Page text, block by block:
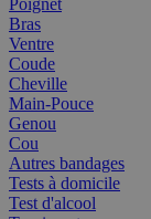
Bras
Ventre
Coude
Cheville
Main-Pouce
Genou
Cou
Autres bandages
Tests à domicile
Test d'alcool